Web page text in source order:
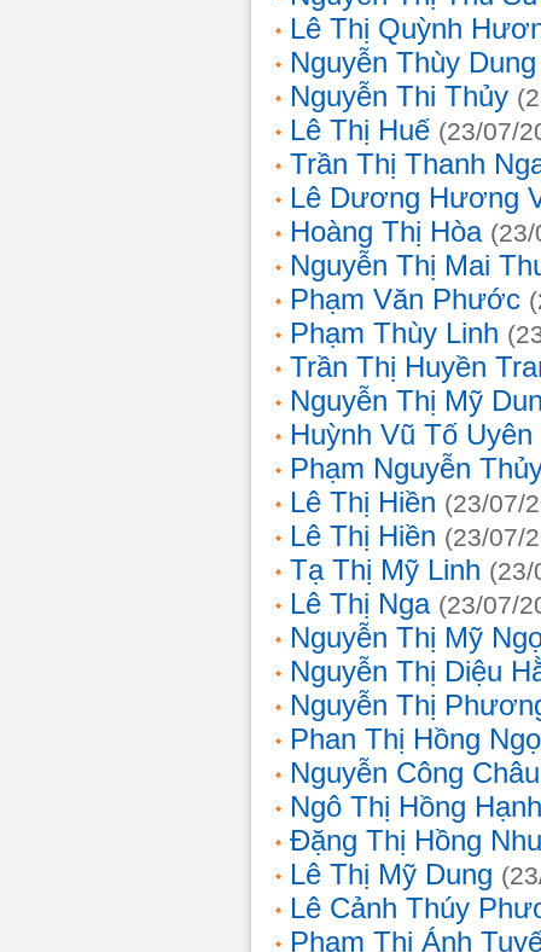
Lê Thị Quỳnh
Nguyễn Thùy Dung
Nguyễn Thi Thủy
Lê Thị Huế (23/07/
Trần Thị Thanh
Lê Dương Hương
Hoàng Thị Hòa
Nguyễn Thị Mai
Phạm Văn Phước
Phạm Thùy Linh
Trần Thị Huyền
Nguyễn Thị Mỹ
Huỳnh Vũ Tố Uyên
Phạm Nguyễn
Lê Thị Hiền (23/07/
Lê Thị Hiền (23/07/
Tạ Thị Mỹ Linh (23/
Lê Thị Nga (23/07/
Nguyễn Thị Mỹ
Nguyễn Thị Diệu
Nguyễn Thị
Phan Thị Hồng
Nguyễn Công Châu
Ngô Thị Hồng Hạnh
Đặng Thị Hồng
Lê Thị Mỹ Dung
Lê Cảnh Thúy
Phạm Thị Ánh